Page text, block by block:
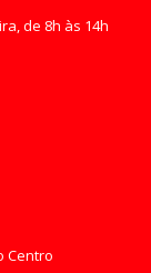
de 8h às 14h
Centro